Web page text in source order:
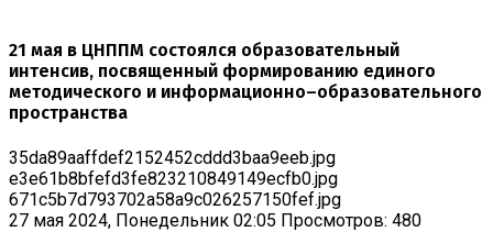
21 мая в ЦНППМ состоялся образовательный
интенсив, посвященный формированию единого
методического и информационно–образовательного
пространства
35da89aaffdef2152452cddd3baa9eeb.jpg
e3e61b8bfefd3fe823210849149ecfb0.jpg
671c5b7d793702a58a9c026257150fef.jpg
27 мая 2024, Понедельник 02:05 Просмотров: 480